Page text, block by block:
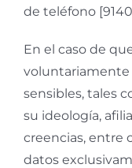
de teléfono
En el caso de
voluntariamente
sensibles, tales
su ideología,
creencias, entre
datos